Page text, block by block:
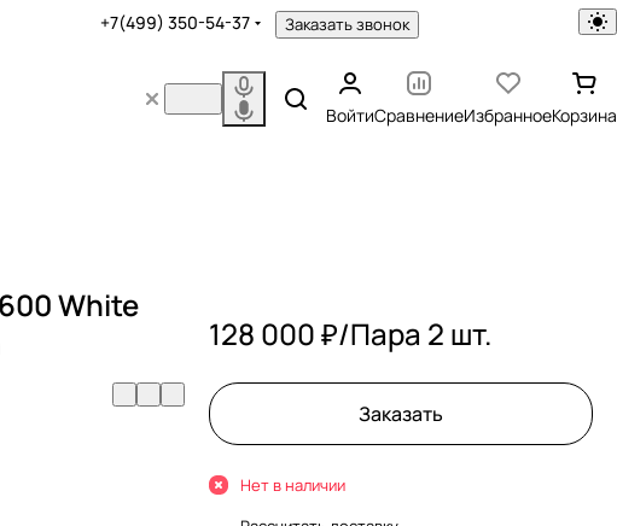
+7(499) 350-54-37 Заказать звонок
ВойтиСравнениеИзбранноеКорзина
White
128 000 ₽/Пара 2 шт.
Заказать
Нет в наличии